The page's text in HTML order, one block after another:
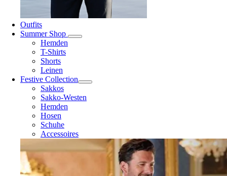
Outfits
Summer Shop
Hemden
T-Shirts
Shorts
Leinen
Festive Collection
Sakkos
Sakko-Westen
Hemden
Hosen
Schuhe
Accessoires